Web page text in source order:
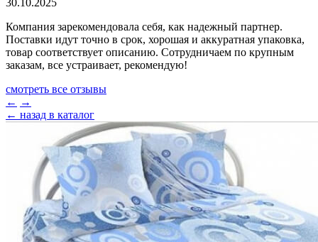
30.10.2025
Компания зарекомендовала себя, как надежный партнер.
Поставки идут точно в срок, хорошая и аккуратная упаковка,
товар соответствует описанию. Сотрудничаем по крупным
заказам, все устраивает, рекомендую!
смотреть все отзывы
← →
← назад в каталог